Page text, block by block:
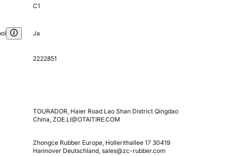
C1
Ja
2222851
TOURADOR, Haier Road Lao Shan District Qingdao
China, ZOE.LI@OTAITIRE.COM
Zhongce Rubber Europe, Hollerithallee 17 30419
Hannover Deutschland, sales@zc-rubber.com